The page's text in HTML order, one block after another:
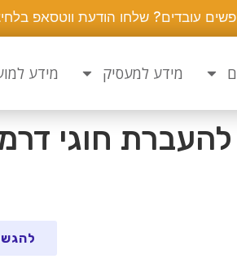
עובדים? שלחו הודעת ווטסאפ
מידע למעסיק מידע
חוגי